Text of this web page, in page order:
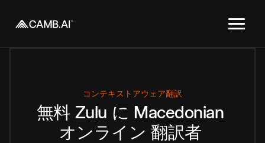
コンテキストアウェア翻訳
無料 Zulu に Macedonian
オンライン 翻訳者